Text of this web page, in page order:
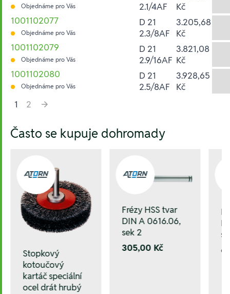
Objednáme pro Vás
2.1/4AF
Kč
1001102077
Objednáme pro Vás
D 21
2.3/8AF
3.205,68
Kč
1001102079
Objednáme pro Vás
D 21
2.9/16AF
3.821,08
Kč
1001102080
Objednáme pro Vás
D 21
2.5/8AF
3.928,65
Kč
1
2
Často se kupuje dohromady
Stopkový
kotoučový
kartáč speciální
ocel drát hrubý
Frézy HSS tvar
DIN A 0616.06,
sek 2
305,00 Kč